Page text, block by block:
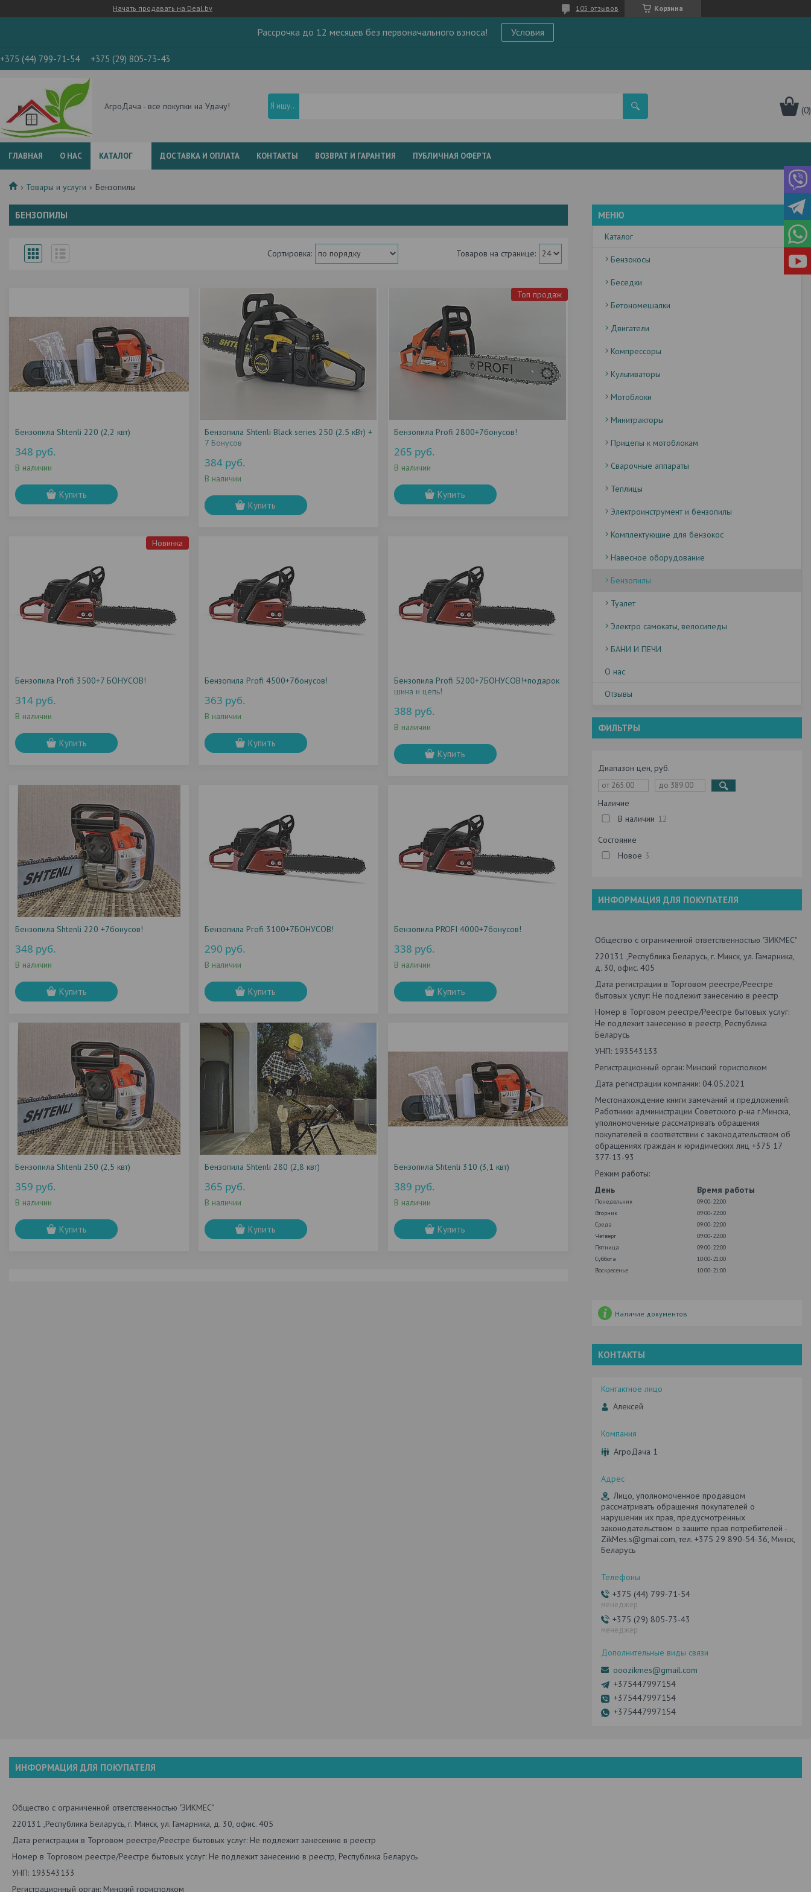
Начать продавать на Deal.by Корзина
105 отзывов
Рассрочка до 12 месяцев без первоначального взноса! Условия
+375 (44) 799-71-54 +375 (29) 805-73-43
АгроДача - все покупки на Удачу!
ГЛАВНАЯ О НАС КАТАЛОГ ДОСТАВКА И ОПЛАТА КОНТАКТЫ ВОЗВРАТ И ГАРАНТИЯ ПУБЛИЧНАЯ ОФЕРТА
Товары и услуги Бензопилы
БЕНЗОПИЛЫ
Бензопила Shtenli 220 (2,2 квт)
348 руб.
В наличии
Купить
Бензопила Shtenli Black series 250 (2.5 кВт) +
7 Бонусов
384 руб.
В наличии
Купить
Топ продаж
Бензопила Profi 2800+7бонусов!
265 руб.
В наличии
Купить
Новинка
Бензопила Profi 3500+7 БОНУСОВ!
314 руб.
В наличии
Купить
Бензопила Profi 4500+7бонусов!
363 руб.
В наличии
Купить
Бензопила Profi 5200+7БОНУСОВ!+подарок
шина и цепь!
388 руб.
В наличии
Купить
Бензопила Shtenli 220 +7бонусов!
348 руб.
В наличии
Купить
Бензопила Profi 3100+7БОНУСОВ!
290 руб.
В наличии
Купить
Бензопила PROFI 4000+7бонусов!
338 руб.
В наличии
Купить
Бензопила Shtenli 250 (2,5 квт)
359 руб.
В наличии
Купить
Бензопила Shtenli 280 (2,8 квт)
365 руб.
В наличии
Купить
Бензопила Shtenli 310 (3,1 квт)
389 руб.
В наличии
Купить
Каталог
Бензокосы
Беседки
Бетономешалки
Двигатели
Компрессоры
Культиваторы
Мотоблоки
Минитракторы
Прицепы к мотоблокам
Сварочные аппараты
Теплицы
Электроинструмент и бензопилы
Комплектующие для бензокос
Навесное оборудование
Бензопилы
Туалет
Электро самокаты, велосипеды
БАНИ И ПЕЧИ
О нас
Отзывы
ФИЛЬТРЫ
Диапазон цен, руб.
Наличие
В наличии 12
Состояние
Новое 3
ИНФОРМАЦИЯ ДЛЯ ПОКУПАТЕЛЯ
Общество с ограниченной ответственностью "ЗИКМЕС"
220131 ,Республика Беларусь, г. Минск, ул. Гамарника,
д. 30, офис. 405
Дата регистрации в Торговом реестре/Реестре
бытовых услуг: Не подлежит занесению в реестр
Номер в Торговом реестре/Реестре бытовых услуг:
Не подлежит занесению в реестр, Республика
Беларусь
УНП: 193543133
Регистрационный орган: Минский горисполком
Дата регистрации компании: 04.05.2021
Местонахождение книги замечаний и предложений:
Работники администрации Советского р-на г.Минска,
уполномоченные рассматривать обращения
покупателей в соответствии с законодательством об
обращениях граждан и юридических лиц +375 17
377-13-93
Режим работы:
День
Время работы
Понедельник
09:00-22:00
Вторник
09:00-22:00
Среда
09:00-22:00
Четверг
09:00-22:00
Пятница
09:00-22:00
Суббота
10:00-21:00
Воскресенье
10:00-21:00
Наличие документов
КОНТАКТЫ
Алексей
АгроДача 1
Лицо, уполномоченное продавцом
рассматривать обращения покупателей о
нарушении их прав, предусмотренных
законодательством о защите прав потребителей -
ZikMes.s@gmai.com, тел. +375 29 890-54-36, Минск,
Беларусь
+375 (44) 799-71-54
менеджер
+375 (29) 805-73-43
менеджер
ooozikmes@gmail.com
+375447997154
+375447997154
+375447997154
ИНФОРМАЦИЯ ДЛЯ ПОКУПАТЕЛЯ
Общество с ограниченной ответственностью "ЗИКМЕС"
220131 ,Республика Беларусь, г. Минск, ул. Гамарника, д. 30, офис. 405
Дата регистрации в Торговом реестре/Реестре бытовых услуг: Не подлежит занесению в реестр
Номер в Торговом реестре/Реестре бытовых услуг: Не подлежит занесению в реестр, Республика Беларусь
УНП: 193543133
Регистрационный орган: Минский горисполком